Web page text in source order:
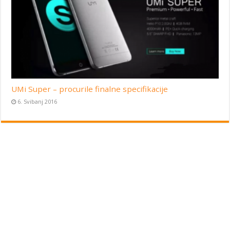
UMi Super – procurile finalne specifikacije
6. Svibanj 2016